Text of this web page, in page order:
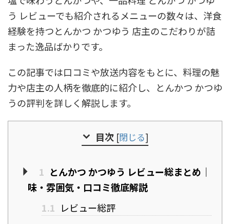
う レビューでも紹介されるメニューの数々は、洋食
経験を持つとんかつ かつゆう 店主のこだわりが詰
まった逸品ばかりです。
この記事では口コミや放送内容をもとに、料理の魅
力や店主の人柄を徹底的に紹介し、とんかつ かつゆ
うの評判を詳しく解説します。
目次 [閉じる]
1 とんかつ かつゆう レビュー総まとめ｜
味・雰囲気・口コミ徹底解説
1.1 レビュー総評